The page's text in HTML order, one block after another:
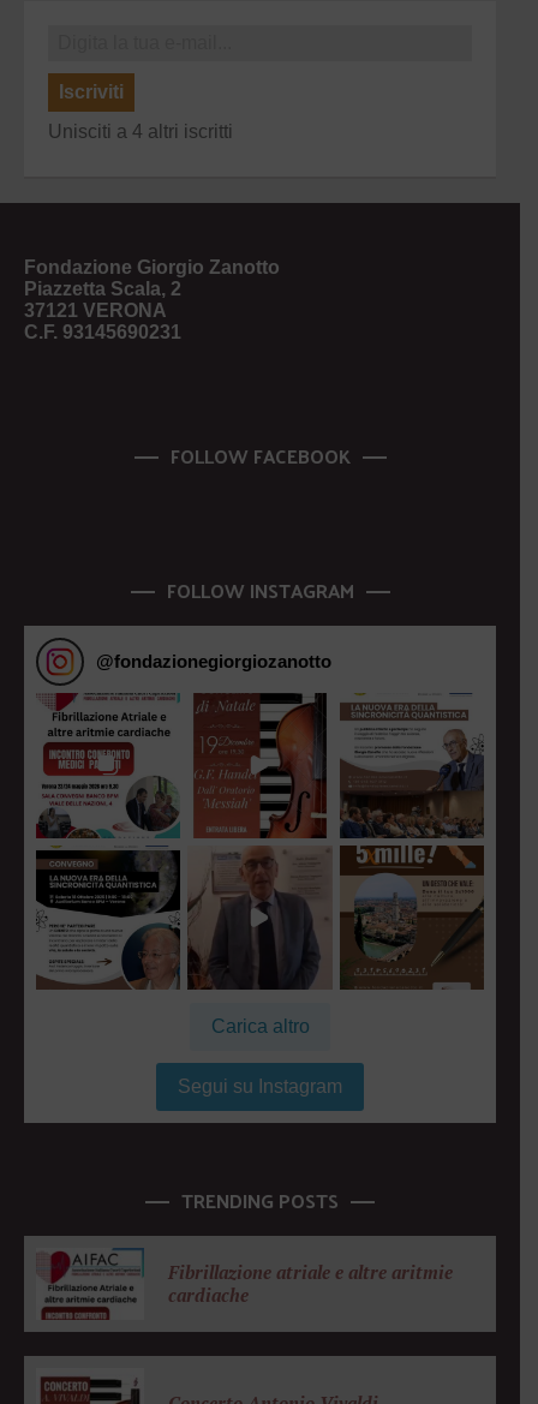
Iscriviti
Unisciti a 4 altri iscritti
Fondazione Giorgio Zanotto
Piazzetta Scala, 2
37121 VERONA
C.F. 93145690231
FOLLOW FACEBOOK
FOLLOW INSTAGRAM
@fondazionegiorgiozanotto
Carica altro
Segui su Instagram
TRENDING POSTS
Fibrillazione atriale e altre aritmie
cardiache